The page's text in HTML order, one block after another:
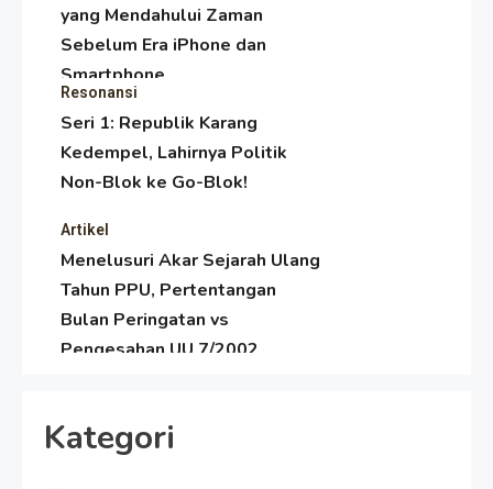
yang Mendahului Zaman
Sebelum Era iPhone dan
Smartphone
Resonansi
Seri 1: Republik Karang
Kedempel, Lahirnya Politik
Non-Blok ke Go-Blok!
Artikel
Menelusuri Akar Sejarah Ulang
Tahun PPU, Pertentangan
Bulan Peringatan vs
Pengesahan UU 7/2002
Kedempel: Saat Presiden
Gareng Lebih Sibuk Orasi
Kategori